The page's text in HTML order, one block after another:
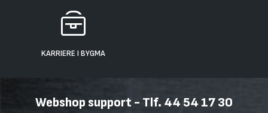
KARRIERE I BYGMA
Webshop support - Tlf. 44 54 17 30